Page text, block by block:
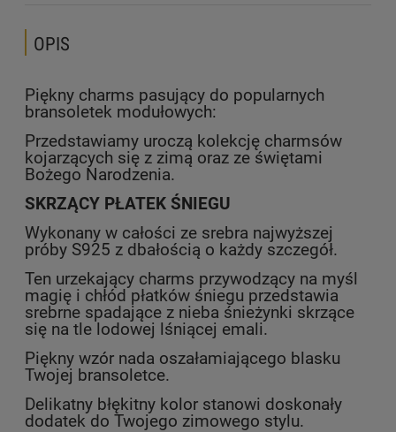
OPIS
Piękny charms pasujący do popularnych
bransoletek modułowych:
Przedstawiamy uroczą kolekcję charmsów
kojarzących się z zimą oraz ze świętami
Bożego Narodzenia.
SKRZĄCY PŁATEK ŚNIEGU
Wykonany w całości ze srebra najwyższej
próby S925 z dbałością o każdy szczegół.
Ten urzekający charms przywodzący na myśl
magię i chłód płatków śniegu przedstawia
srebrne spadające z nieba śnieżynki skrzące
się na tle lodowej lśniącej emali.
Piękny wzór nada oszałamiającego blasku
Twojej bransoletce.
Delikatny błękitny kolor stanowi doskonały
dodatek do Twojego zimowego stylu.